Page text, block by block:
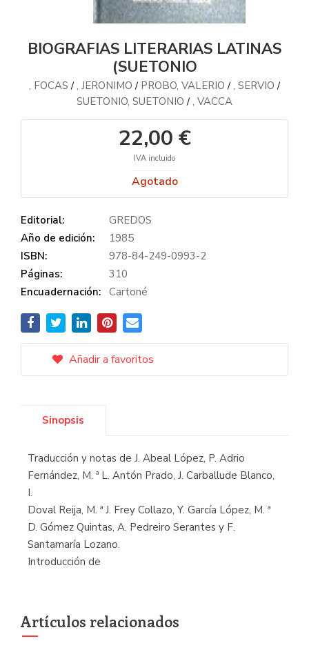
BIOGRAFIAS LITERARIAS LATINAS
(SUETONIO
, FOCAS/ , JERONIMO/ PROBO, VALERIO/ , SERVIO/
SUETONIO, SUETONIO/ , VACCA
22,00 €
IVA incluido
Agotado
Editorial:
GREDOS
Año de edición:
1985
ISBN:
978-84-249-0993-2
Páginas:
310
Encuadernación: Cartoné
Añadir a favoritos
Sinopsis
Traducción y notas de J. Abeal López, P. Adrio
Fernández, M. ª L. Antón Prado, J. Carballude Blanco,
I.
Doval Reija, M. ª J. Frey Collazo, Y. García López, M. ª
D. Gómez Quintas, A. Pedreiro Serantes y F.
Santamaría Lozano.
Introducción de
Artículos relacionados